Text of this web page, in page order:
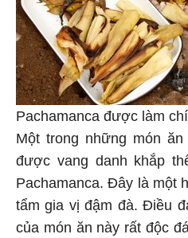
Pachamanca được làm
Một trong những món
được vang danh khắp
Pachamanca. Đây là một
tẩm gia vị đậm đà. Điều
của món ăn này rất độc